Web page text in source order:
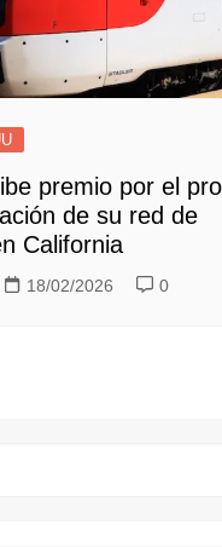
premio por el
de su red de
California
18/02/2026 0